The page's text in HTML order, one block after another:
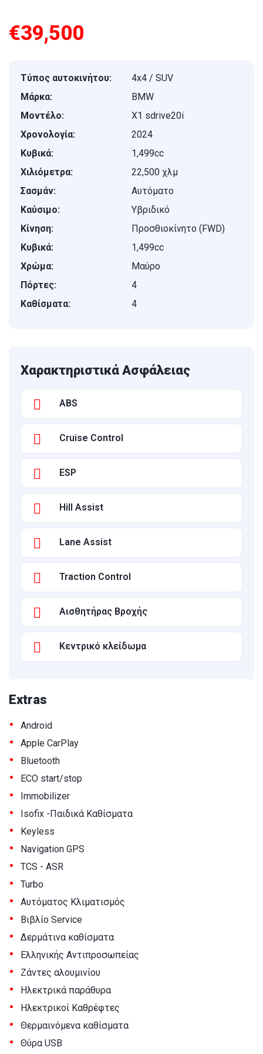
€39,500
Τύπος αυτοκινήτου:
4x4 / SUV
Μάρκα:
BMW
Μοντέλο:
Χ1 sdrive20i
Χρονολογία:
2024
Κυβικά:
1,499cc
Χιλιόμετρα:
22,500 χλμ
Σασμάν:
Αυτόματο
Καύσιμο:
Υβριδικό
Κίνηση:
Προσθιοκίνητο (FWD)
Κυβικά:
1,499cc
Χρώμα:
Μαύρο
Πόρτες:
4
Καθίσματα:
4
Χαρακτηριστικά Ασφάλειας
ABS
Cruise Control
ESP
Hill Assist
Lane Assist
Traction Control
Αισθητήρας Βροχής
Κεντρικό κλείδωμα
Extras
• Android
• Apple CarPlay
• Bluetooth
• ECO start/stop
• Immobilizer
• Isofix -Παιδικά Καθίσματα
• Keyless
• Navigation GPS
• TCS - ASR
• Turbo
• Αυτόματος Κλιματισμός
• Βιβλίο Service
• Δερμάτινα καθίσματα
• Ελληνικής Αντιπροσωπείας
• Ζάντες αλουμινίου
• Ηλεκτρικά παράθυρα
• Ηλεκτρικοί Καθρέφτες
• Θερμαινόμενα καθίσματα
• Θύρα USB